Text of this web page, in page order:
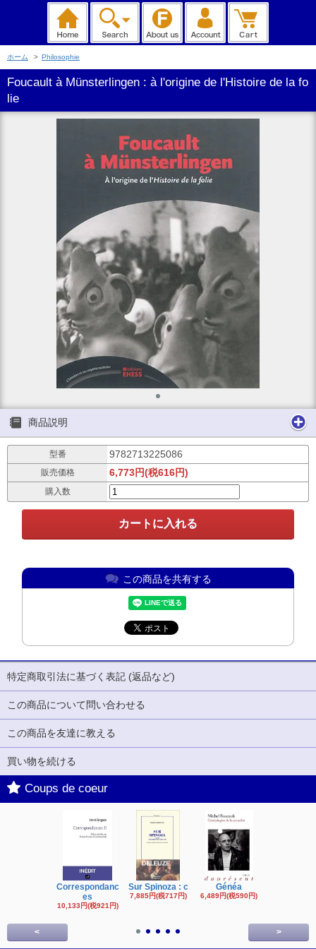
ホーム > Philosophie
Foucault à Münsterlingen : à l'origine de l'Histoire de la fo
lie
商品説明
型番 9782713225086
販売価格 6,773円(税616円)
購入数
この商品を共有する
特定商取引法に基づく表記 (返品など)
この商品について問い合わせる
この商品を友達に教える
買い物を続ける
Coups de coeur
Correspondanc
es
10,133円(税921円)
Sur Spinoza : c
7,885円(税717円)
Généa
6,489円(税590円)
< >